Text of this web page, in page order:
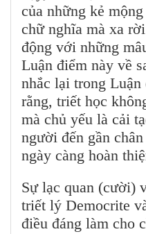
của những kẻ
chữ nghĩa mà xa
động với những
Luận điểm này về
nhắc lại trong Luận
rằng, triết học
mà chủ yếu là cải
người đến gần
ngày càng hoàn
Sự lạc quan (cười)
triết lý Democrite
điều đáng làm cho